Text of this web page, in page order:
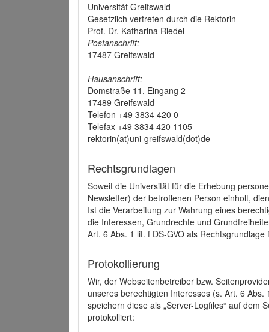
Universität Greifswald
Gesetzlich vertreten durch die Rektorin
Prof. Dr. Katharina Riedel
Postanschrift:
17487 Greifswald
Hausanschrift:
Domstraße 11, Eingang 2
17489 Greifswald
Telefon +49 3834 420 0
Telefax +49 3834 420 1105
rektorin(at)uni-greifswald(dot)de
Rechtsgrundlagen
Soweit die Universität für die Erhebung
Newsletter) der betroffenen Person einholt,
Ist die Verarbeitung zur Wahrung eines
die Interessen, Grundrechte und
Art. 6 Abs. 1 lit. f DS-GVO als
Protokollierung
Wir, der Webseitenbetreiber bzw.
unseres berechtigten Interesses (s. Art. 6
speichern diese als „Server-Logfiles“ auf dem
protokolliert: